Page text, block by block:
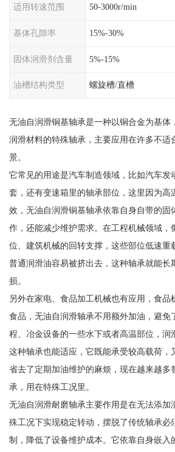
适用转速范围 50-3000r/min
基体孔隙率 15%-30%
固体润滑剂含量 5%-15%
油槽结构类型 螺旋槽/直槽
无油自润滑铜基轴承是一种以铜合金为基体
润滑材料的特殊轴承，主要应用在许多不适
景。
它常见的用途是汽车制造领域，比如汽车发
套，还有变速箱里的轴承部位，这里因为高
效，无油自润滑铜基轴承依靠自身自带的固
作，还能减少维护需求。在工程机械领域，
位、建筑机械的回转支撑，这些部位低速重
普通润滑油容易被挤出去，这种轴承就能长
损。
另外在家电、食品加工机械也有应用，食品
食品，无油自润滑轴承不用额外加油，避免
程、冶金设备的一些水下或者高温部位，润
这种轴承也能适应，它既能承受较高载荷，
省去了定期加油维护的麻烦，现在越来越多
承，用在特殊工况里。
无油自润滑耐磨轴承主要作用是在无法添加
殊工况下实现稳定转动，摆脱了传统轴承必
制，降低了设备维护成本。它依靠自身嵌入